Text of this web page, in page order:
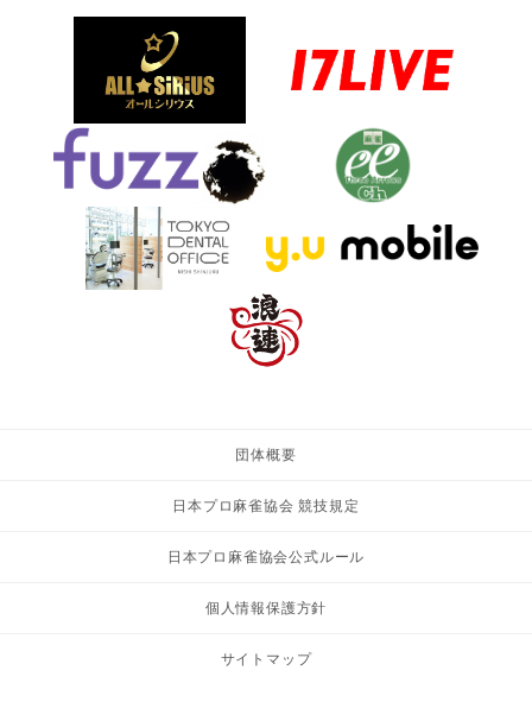
団体概要
日本プロ麻雀協会 競技規定
日本プロ麻雀協会公式ルール
個人情報保護方針
サイトマップ